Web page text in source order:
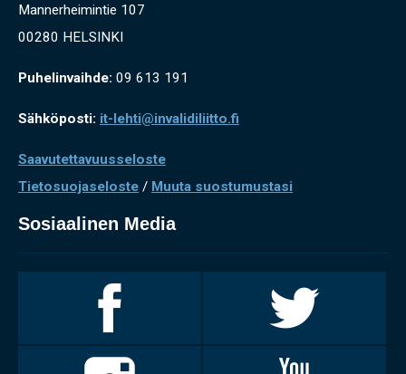
Mannerheimintie 107
00280 HELSINKI
Puhelinvaihde: 09 613 191
Sähköposti: it-lehti@invalidiliitto.fi
Saavutettavuusseloste
Tietosuojaseloste / Muuta suostumustasi
Sosiaalinen Media
Facebookissa
Twitterissä
Invalidiliitto